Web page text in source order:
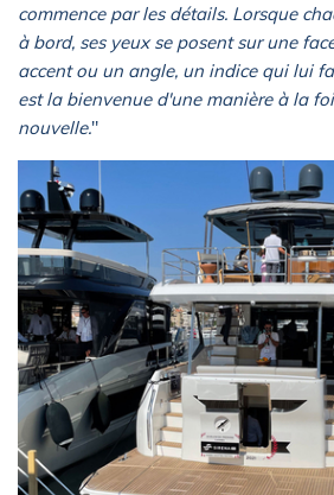
commence par les détails. Lorsque
à bord, ses yeux se posent sur une
accent ou un angle, un indice qui lui
est la bienvenue d'une manière à la
nouvelle."